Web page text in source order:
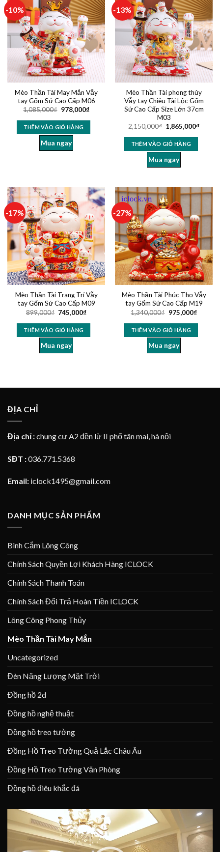
-10%
Mèo Thần Tài May Mắn Vẫy
tay Gốm Sứ Cao Cấp M06
1,085,000₫ 978,000₫
THÊM VÀO GIỎ HÀNG
Mua ngay
-13%
Mèo Thần Tài phong thủy
Vẫy tay Chiêu Tài Lộc Gốm
Sứ Cao Cấp Size Lớn 37cm
M03
2,150,000₫ 1,865,000₫
THÊM VÀO GIỎ HÀNG
Mua ngay
-17%
Mèo Thần Tài Trang Trí Vẫy
tay Gốm Sứ Cao Cấp M09
899,000₫ 745,000₫
THÊM VÀO GIỎ HÀNG
Mua ngay
-27%
Mèo Thần Tài Phúc Thọ Vẫy
tay Gốm Sứ Cao Cấp M19
1,340,000₫ 975,000₫
THÊM VÀO GIỎ HÀNG
Mua ngay
ĐỊA CHỈ
Địa chỉ :chung cư A2 đền lừ II phố tân mai, hà nội
SĐT :036.771.5368
Email: iclock1495@gmail.com
DANH MỤC SẢN PHẨM
Bình Cắm Lông Công
Chính Sách Quyền Lợi Khách Hàng ICLOCK
Chính Sách Thanh Toán
Chính Sách Đổi Trả Hoàn Tiền ICLOCK
Lông Công Phong Thủy
Mèo Thần Tài May Mắn
Uncategorized
Đèn Năng Lượng Mặt Trời
Đồng hồ 2d
Đồng hồ nghệ thuật
Đồng hồ treo tường
Đồng Hồ Treo Tường Quả Lắc Châu Âu
Đồng Hồ Treo Tường Văn Phòng
Đồng hồ điêu khắc đá
Trình
chơi